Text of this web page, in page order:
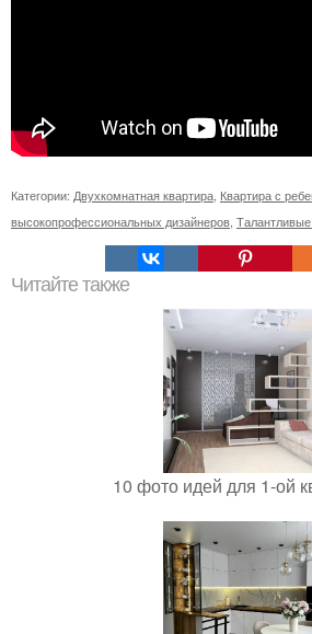
Категории: Двухкомнатная квартира Квартира с
высокопрофессиональных дизайнеров
Читайте также
10 фото идей для 1-ой